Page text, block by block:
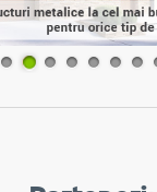
1 2 3 4 5 6 7 8